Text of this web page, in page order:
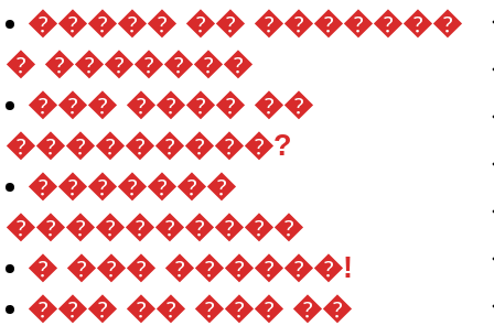
����� �� �������
� �������
��� ���� ��
���������?
�������
����������
� ��� ������!
��� �� ��� ��